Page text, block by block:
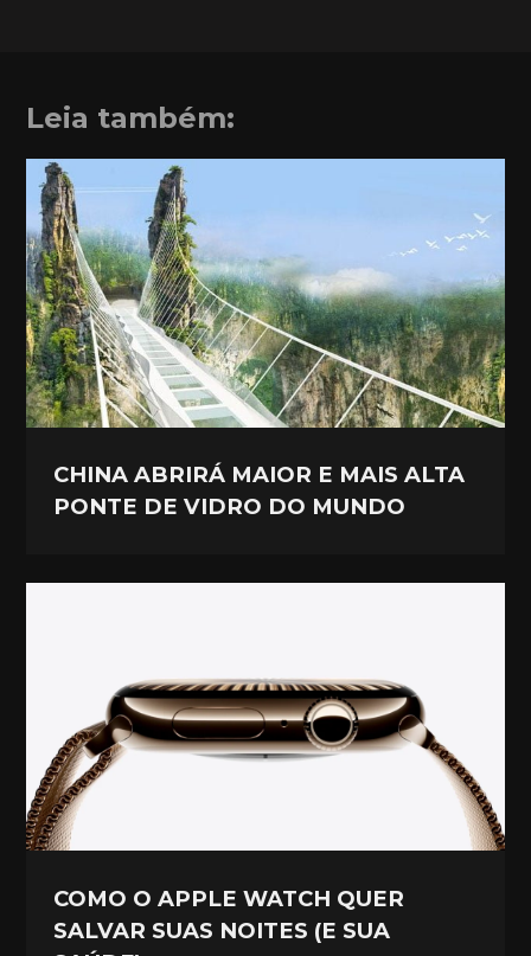
Leia também:
CHINA ABRIRÁ MAIOR E MAIS ALTA
PONTE DE VIDRO DO MUNDO
COMO O APPLE WATCH QUER
SALVAR SUAS NOITES (E SUA